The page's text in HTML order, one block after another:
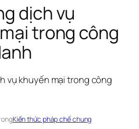
dịch vụ
trong công
Kiến thức pháp chế chung